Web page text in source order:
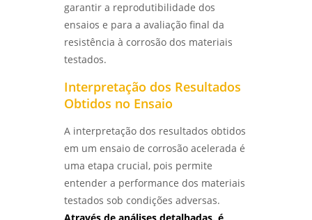
INSPEÇÃO DE SOLDA: COMO GARANTIR A
QUALIDADE E SEGURANÇA EM PROJETOS DE
LABORATÓRIO DE ANÁLISE QUÍMICA: COMO
ESCOLHER O MELHOR PARA SUAS
NECESSIDADES - LABMETAL
COMO GARANTIR A QUALIFICAÇÃO DE
SOLDADORES PARA MELHORES PRÁTICAS
INDUSTRIAIS - LABMETAL
ENTENDA TUDO SOBRE ENSAIO DE CORROSÃO
INTERGRANULAR E SUAS APLICAÇÕES
garantir a reprodutibilidade dos
ensaios e para a avaliação final da
resistência à corrosão dos materiais
testados.
Interpretação dos Resultados
Obtidos no Ensaio
A interpretação dos resultados obtidos
em um ensaio de corrosão acelerada é
uma etapa crucial, pois permite
entender a performance dos materiais
testados sob condições adversas.